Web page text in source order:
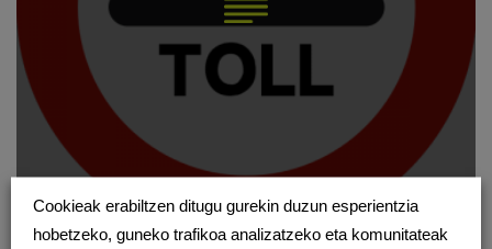
Cookieak erabiltzen ditugu gurekin duzun esperientzia
hobetzeko, guneko trafikoa analizatzeko eta komunitateak